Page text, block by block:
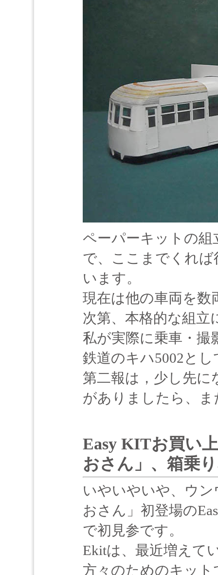
ペーパーキットの
で、ここまでくれ
います。
現在は他の車両を数
次第、本格的な組立
私が実際に乗車・撮
鉄道のキハ5002と
第二報は，少し先
がありましたら、
Easy KITお買い
おさん」、箱乗
いやいやいや、ウ
おさん」初登場の
で初見参です。
Ekitは、最近増えて
方々のためのキット